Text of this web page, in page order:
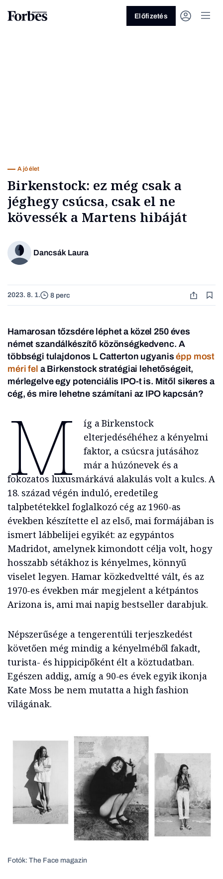
Előfizetés
A jó élet
Birkenstock: ez még csak a
jéghegy csúcsa, csak el ne
kövessék a Martens hibáját
Dancsák Laura
2023. 8. 1. 8 perc
Hamarosan tőzsdére léphet a közel 250 éves
német szandálkészítő közönségkedvenc. A
többségi tulajdonos L Catterton ugyanisépp most
méri fel a Birkenstock stratégiai lehetőségeit,
mérlegelve egy potenciális IPO-t is. Mitől sikeres a
cég, és mire lehetne számítani az IPO kapcsán?
M
íg a Birkenstock
elterjedéséhéhez a kényelmi
faktor, a csúcsra jutásához
már a húzónevek és a
fokozatos luxusmárkává alakulás volt a kulcs. A
18. század végén induló, eredetileg
talpbetétekkel foglalkozó cég az 1960-as
években készítette el az első, mai formájában is
ismert lábbelijei egyikét: az egypántos
Madridot, amelynek kimondott célja volt, hogy
hosszabb sétákhoz is kényelmes, könnyű
viselet legyen. Hamar közkedveltté vált, és az
1970-es években már megjelent a kétpántos
Arizona is, ami mai napig bestseller darabjuk.
Népszerűsége a tengerentúli terjeszkedést
követően még mindig a kényelméből fakadt,
turista- és hippicipőként élt a köztudatban.
Egészen addig, amíg a 90-es évek egyik ikonja
Kate Moss be nem mutatta a high fashion
világának.
Fotók: The Face magazin